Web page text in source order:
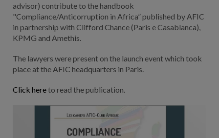
advisor) contribute to the handbook
"Compliance/Anticorruption in Africa” published by AFIC
in partnership with Clifford Chance (Paris e Casablanca),
KPMG and Amethis.
The lawyers were present on the launch event which took
place at the AFIC headquarters in Paris.
Click hereto read the publication.